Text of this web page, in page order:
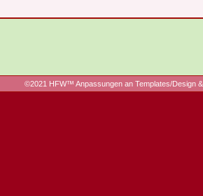
©2021 HFW™ Anpassungen an Templates/Design